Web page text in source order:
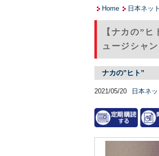
Home 日本ネッ
【ナカの”
ュージシャ
ナカの”ヒト”
2021/05/20 日本ネ